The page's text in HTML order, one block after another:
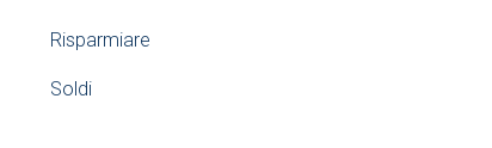
y
Risparmiare
Soldi